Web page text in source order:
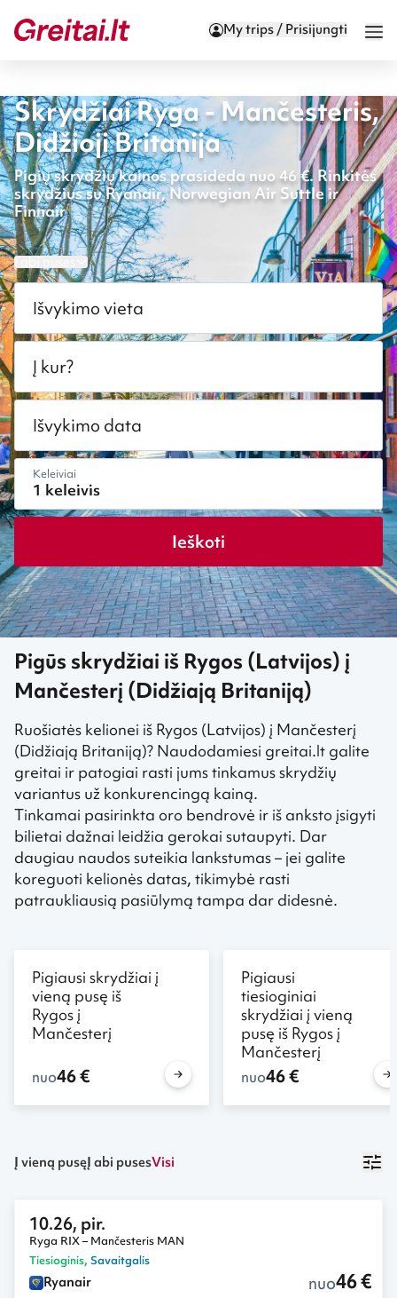
My trips / Prisijungti
Skrydžiai Ryga - Mančesteris,
Didžioji Britanija
Pigių skrydžių kainos prasideda nuo 46 €. Rinkitės
skrydžius su Ryanair, Norwegian Air Suttle ir
Finnair
Į abi puses
Išvykimo vieta
Į kur?
Išvykimo data
Keleiviai
Ieškoti
Pigūs skrydžiai iš Rygos (Latvijos) į
Mančesterį (Didžiają Britaniją)
Ruošiatės kelionei iš Rygos (Latvijos) į Mančesterį
(Didžiają Britaniją)? Naudodamiesi greitai.lt galite
greitai ir patogiai rasti jums tinkamus skrydžių
variantus už konkurencingą kainą.
Tinkamai pasirinkta oro bendrovė ir iš anksto įsigyti
bilietai dažnai leidžia gerokai sutaupyti. Dar
daugiau naudos suteikia lankstumas – jei galite
koreguoti kelionės datas, tikimybė rasti
patraukliausią pasiūlymą tampa dar didesnė.
Pigiausi skrydžiai į
vieną pusę iš
Rygos į
Mančesterį
nuo46 €
Pigiausi
tiesioginiai
skrydžiai į vieną
pusę iš Rygos į
Mančesterį
nuo46 €
Į vieną pusęĮ abi pusesVisi
10.26, pir.
Ryga RIX – Mančesteris MAN
Tiesioginis, Savaitgalis
Ryanair nuo46 €